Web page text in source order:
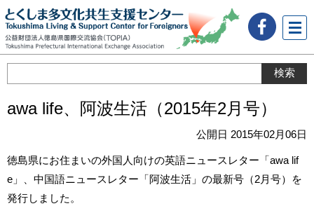
ュー
awa life、阿波生活（2015年2月号）
公開日 2015年02月06日
徳島県にお住まいの外国人向けの英語ニュースレター「awa lif
e」、中国語ニュースレター「阿波生活」の最新号（2月号）を
発行しました。